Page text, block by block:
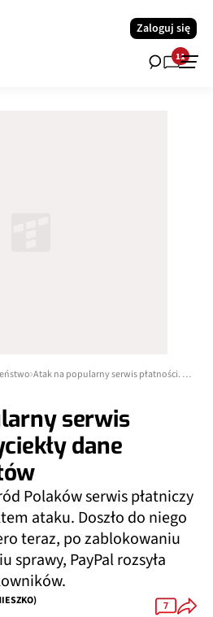
Zaloguj się
11
serwis
dane
Polaków serwis płatniczy
ataku. Doszło do niego
teraz, po zablokowaniu
sprawy, PayPal rozsyła
7